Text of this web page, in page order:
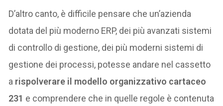
D’altro canto, è difficile pensare che un’azienda
dotata del più moderno ERP, dei più avanzati sistemi
di controllo di gestione, dei più moderni sistemi di
gestione dei processi, potesse andare nel cassetto
a rispolverare il modello organizzativo cartaceo
231 e comprendere che in quelle regole è contenuta